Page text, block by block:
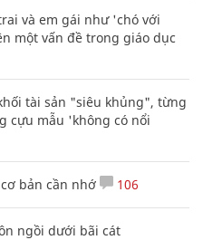
và em gái như 'chó với
một vấn đề trong giáo dục
tài sản "siêu khủng", từng
cựu mẫu 'không có nổi
bản cần nhớ 106
ngồi dưới bãi cát